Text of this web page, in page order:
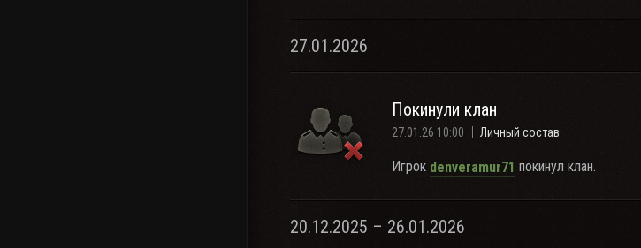
27.01.2026
Покинули клан
27.01.26 10:00 Личный состав
Игрок denveramur71 покинул клан.
20.12.2025 – 26.01.2026